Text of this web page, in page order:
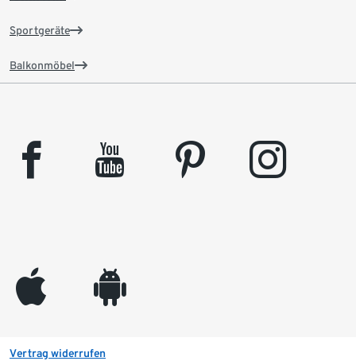
Sportgeräte
Balkonmöbel
facebook youtube pinterest instagram
appleinc android
Vertrag widerrufen